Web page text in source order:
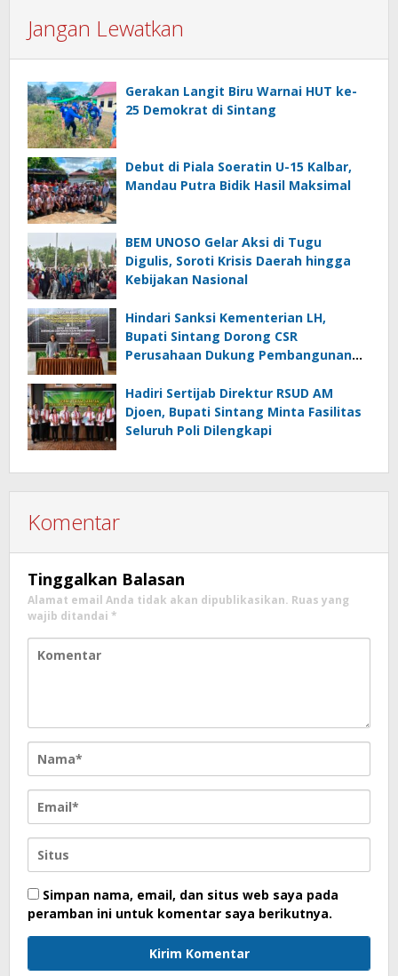
Jangan Lewatkan
Gerakan Langit Biru Warnai HUT ke-
25 Demokrat di Sintang
Debut di Piala Soeratin U-15 Kalbar,
Mandau Putra Bidik Hasil Maksimal
BEM UNOSO Gelar Aksi di Tugu
Digulis, Soroti Krisis Daerah hingga
Kebijakan Nasional
Hindari Sanksi Kementerian LH,
Bupati Sintang Dorong CSR
Perusahaan Dukung Pembangunan
Hadiri Sertijab Direktur RSUD AM
Djoen, Bupati Sintang Minta Fasilitas
Seluruh Poli Dilengkapi
Komentar
Tinggalkan Balasan
Alamat email Anda tidak akan dipublikasikan. Ruas yang
wajib ditandai *
Simpan nama, email, dan situs web saya pada
peramban ini untuk komentar saya berikutnya.